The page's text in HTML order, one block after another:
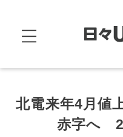
北電来年4月値
赤字へ